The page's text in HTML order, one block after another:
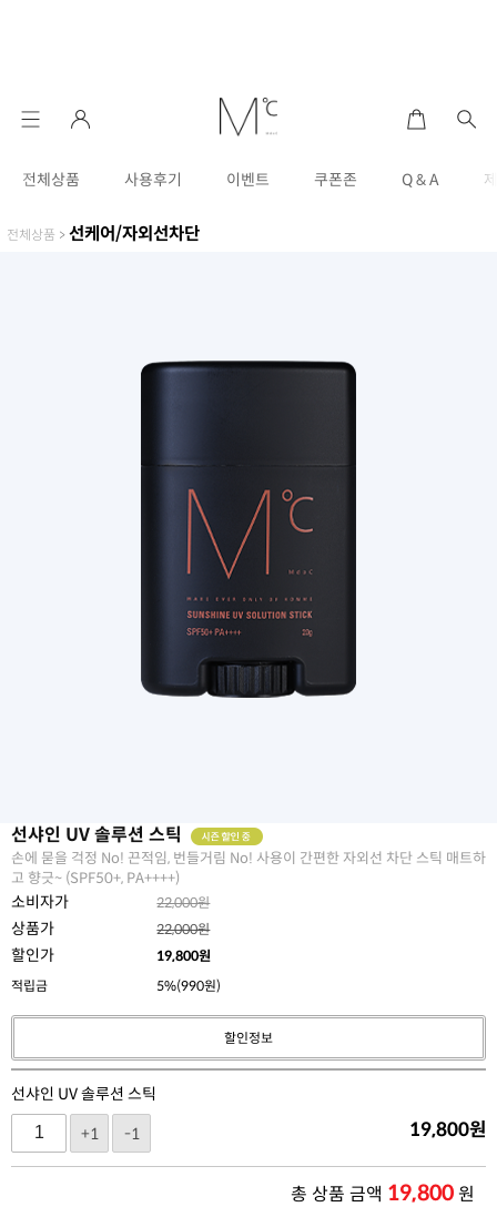
전체상품 사용후기 이벤트 쿠폰존 Q & A
전체상품 > 선케어/자외선차단
선샤인 UV 솔루션 스틱
손에 묻을 걱정 No! 끈적임, 번들거림 No! 사용이 간편한 자외선 차단 스틱 매트하
고 향긋~ (SPF50+, PA++++)
소비자가 22,000원
상품가 22,000원
할인가 19,800원
적립금
5%(990원)
할인정보
선샤인 UV 솔루션 스틱
+1
-1 19,800원
총 상품 금액 19,800원